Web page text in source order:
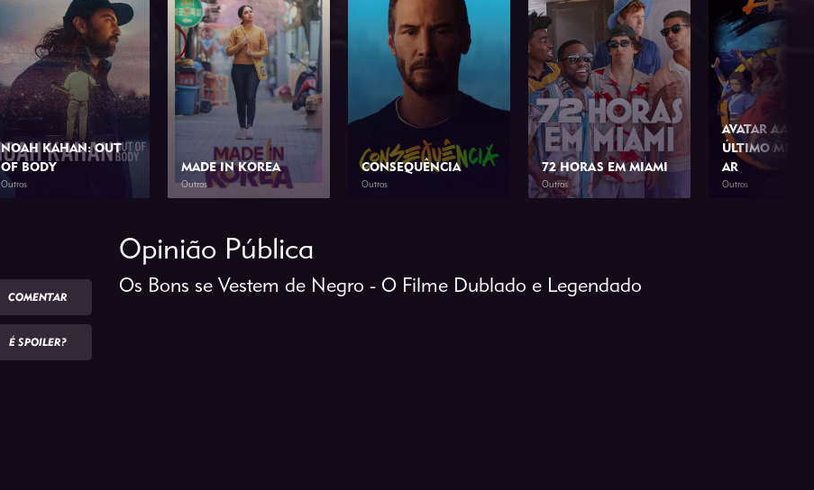
NOAH KAHAN: OUT
OF BODY
Outros
MADE IN KOREA
Outros
CONSEQUÊNCIA
Outros
72 HORAS EM MIAMI
Outros
AVATAR AANG:
ÚLTIMO
AR
Outros
COMENTAR
É SPOILER?
Opinião Pública
Os Bons se Vestem de Negro - O Filme Dublado e Legendado